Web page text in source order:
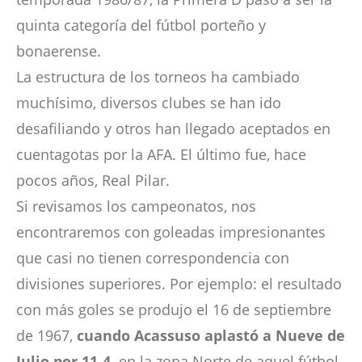
quinta categoría del fútbol porteño y
bonaerense.
La estructura de los torneos ha cambiado
muchísimo, diversos clubes se han ido
desafiliando y otros han llegado aceptados en
cuentagotas por la AFA. El último fue, hace
pocos años, Real Pilar.
Si revisamos los campeonatos, nos
encontraremos con goleadas impresionantes
que casi no tienen correspondencia con
divisiones superiores. Por ejemplo: el resultado
con más goles se produjo el 16 de septiembre
de 1967, cuando Acassuso aplastó a Nueve de